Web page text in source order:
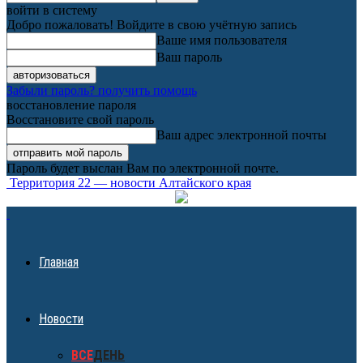
войти в систему
Добро пожаловать! Войдите в свою учётную запись
Ваше имя пользователя
Ваш пароль
Забыли пароль? получить помощь
восстановление пароля
Восстановите свой пароль
Ваш адрес электронной почты
Пароль будет выслан Вам по электронной почте.
Территория 22 — новости Алтайского края
Главная
Новости
ВСЕДЕНЬ